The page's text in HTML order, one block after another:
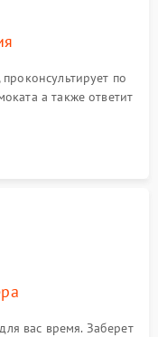
по
а также ответит
вас время. Заберет